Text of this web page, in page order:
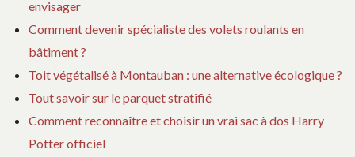
envisager
Comment devenir spécialiste des volets roulants en
bâtiment ?
Toit végétalisé à Montauban : une alternative écologique ?
Tout savoir sur le parquet stratifié
Comment reconnaître et choisir un vrai sac à dos Harry
Potter officiel